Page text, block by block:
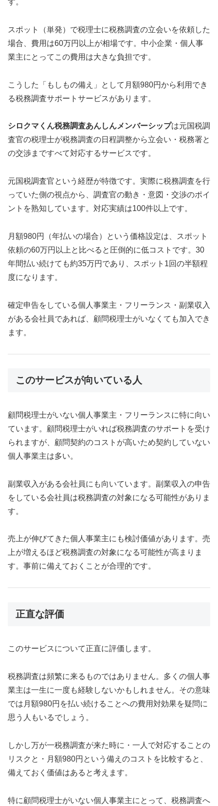
す。
スポット（単発）で税理士に税務調査の立会いを依頼した
場合、費用は60万円以上が相場です。中小企業・個人事
業主にとってこの費用は大きな負担です。
こうした「もしもの備え」として月額980円から利用でき
る税務調査サポートサービスがあります。
シロクマくん税務調査あんしんメンバーシップは元国税調
査官の税理士が税務調査の日程調整から立会い・税務署と
の交渉まですべて対応するサービスです。
元国税調査官という経歴が特徴です。実際に税務調査を行
っていた側の視点から、調査官の動き・意図・交渉のポイ
ントを熟知しています。対応実績は100件以上です。
月額980円（年払いの場合）という価格設定は、スポット
依頼の60万円以上と比べると圧倒的に低コストです。30
年間払い続けても約35万円であり、スポット1回の半額程
度になります。
確定申告をしている個人事業主・フリーランス・副業収入
がある会社員であれば、顧問税理士がいなくても加入でき
ます。
このサービスが向いている人
顧問税理士がいない個人事業主・フリーランスに特に向い
ています。顧問税理士がいれば税務調査のサポートを受け
られますが、顧問契約のコストが高いため契約していない
個人事業主は多い。
副業収入がある会社員にも向いています。副業収入の申告
をしている会社員は税務調査の対象になる可能性がありま
す。
売上が伸びてきた個人事業主にも検討価値があります。売
上が増えるほど税務調査の対象になる可能性が高まりま
す。事前に備えておくことが合理的です。
正直な評価
このサービスについて正直に評価します。
税務調査は頻繁に来るものではありません。多くの個人事
業主は一生に一度も経験しないかもしれません。その意味
では月額980円を払い続けることへの費用対効果を疑問に
思う人もいるでしょう。
しかし万が一税務調査が来た時に・一人で対応することの
リスクと・月額980円という備えのコストを比較すると、
備えておく価値はあると考えます。
特に顧問税理士がいない個人事業主にとって、税務調査へ